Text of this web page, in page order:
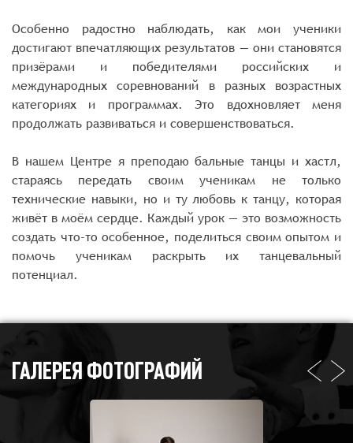
Особенно радостно наблюдать, как мои ученики
достигают впечатляющих результатов — они становятся
призёрами и победителями российских и
международных соревнований в разных возрастных
категориях и программах. Это вдохновляет меня
продолжать развиваться и совершенствоваться.
В нашем Центре я преподаю бальные танцы и хастл,
стараясь передать своим ученикам не только
технические навыки, но и ту любовь к танцу, которая
живёт в моём сердце. Каждый урок — это возможность
создать что-то особенное, поделиться своим опытом и
помочь ученикам раскрыть их танцевальный
потенциал.
ГАЛЕРЕЯ ФОТОГРАФИЙ